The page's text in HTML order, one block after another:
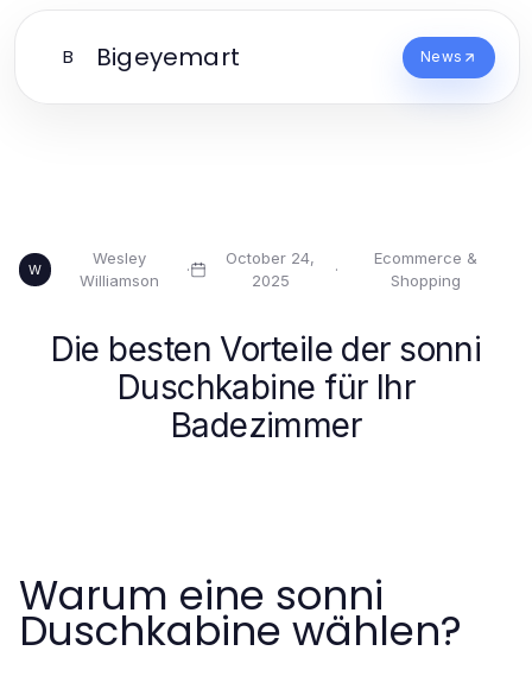
B Bigeyemart News
W
Wesley
Williamson
·
October 24,
2025
·
Ecommerce &
Shopping
Die besten Vorteile der sonni
Duschkabine für Ihr
Badezimmer
Warum eine sonni
Duschkabine wählen?